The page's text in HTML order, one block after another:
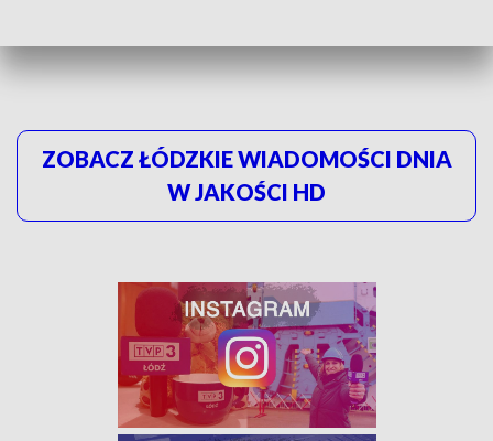
ZOBACZ ŁÓDZKIE WIADOMOŚCI DNIA
W JAKOŚCI HD